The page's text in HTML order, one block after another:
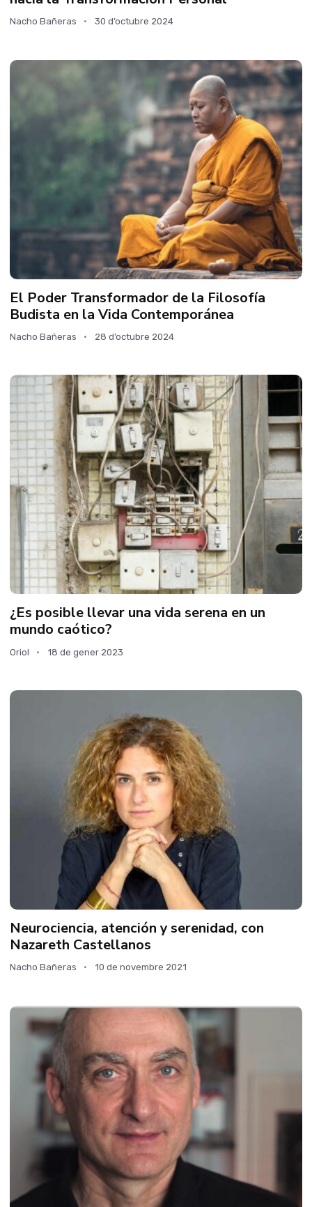
Nacho Bañeras 30 d’octubre 2024
El Poder Transformador de la Filosofía
Budista en la Vida Contemporánea
Nacho Bañeras 28 d’octubre 2024
¿Es posible llevar una vida serena en un
mundo caótico?
Oriol 18 de gener 2023
Neurociencia, atención y serenidad, con
Nazareth Castellanos
Nacho Bañeras 10 de novembre 2021